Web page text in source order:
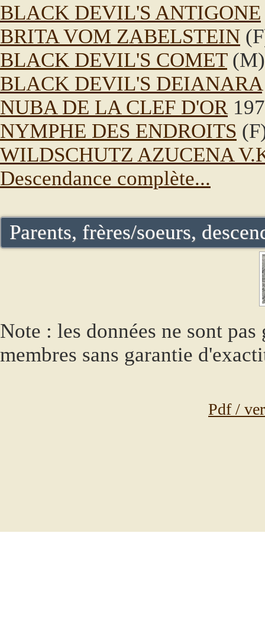
BLACK DEVIL'S ANTIGONE
BRITA VOM ZABELSTEIN
BLACK DEVIL'S COMET(M)
BLACK DEVIL'S DEIANARA
NUBA DE LA CLEF D'OR
NYMPHE DES ENDROITS
WILDSCHUTZ AZUCENA
Descendance complète...
Parents, frères/soeurs,
Note : les données ne sont
membres sans garantie
Pdf /